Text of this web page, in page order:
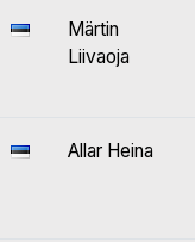
Märtin
Liivaoja
Allar Heina